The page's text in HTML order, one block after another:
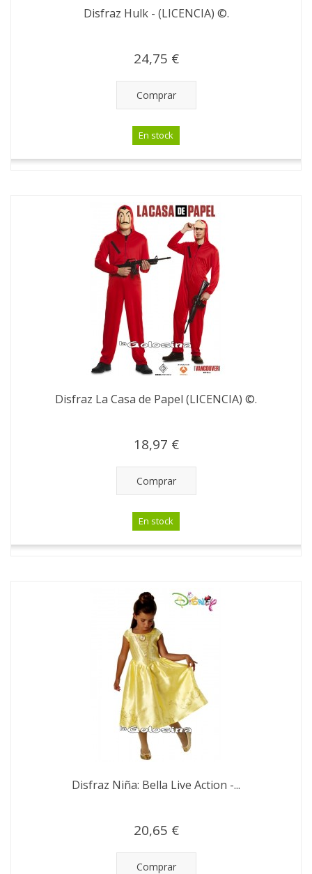
Disfraz Hulk - (LICENCIA) ©.
24,75 €
Comprar
En stock
Disfraz La Casa de Papel (LICENCIA) ©.
18,97 €
Comprar
En stock
Disfraz Niña: Bella Live Action -...
20,65 €
Comprar